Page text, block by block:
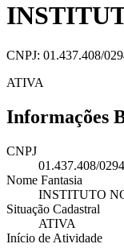
CNPJ: 01.437.408/
ATIVA
Informações
CNPJ
01.437.408/
Nome Fantasia
INSTITUTO
Situação Cadastral
ATIVA
Início de Atividade